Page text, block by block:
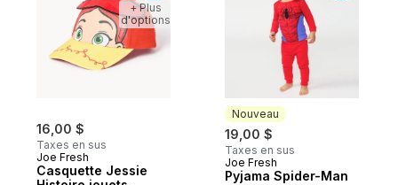
16,00 $
Taxes en sus
Joe Fresh
Casquette Jessie
+ Plus
d'options
Nouveau
19,00 $
Taxes en sus
Nouveau
Joe Fresh
Pyjama Spider-Man